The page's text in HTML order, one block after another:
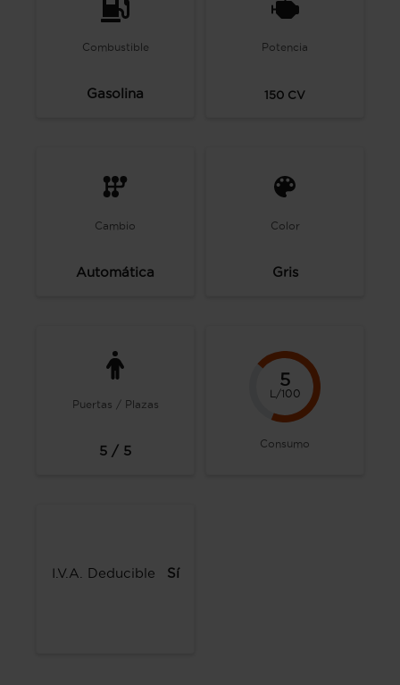
Combustible
Gasolina
Potencia
150 CV
Cambio
Automática
Color
Gris
Puertas / Plazas
5 / 5
5
L/100
Consumo
I.V.A. Deducible Sí